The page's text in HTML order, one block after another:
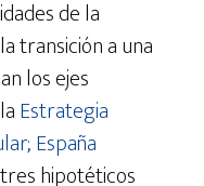
de la
transición a una
los ejes
Estrategia
España
hipotéticos